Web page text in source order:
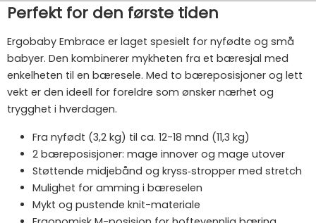
Perfekt for den første tiden
Ergobaby Embrace er laget spesielt for nyfødte og små
babyer. Den kombinerer mykheten fra et bæresjal med
enkelheten til en bæresele. Med to bæreposisjoner og lett
vekt er den ideell for foreldre som ønsker nærhet og
trygghet i hverdagen.
Fra nyfødt (3,2 kg) til ca. 12-18 mnd (11,3 kg)
2 bæreposisjoner: mage innover og mage utover
Støttende midjebånd og kryss‑stropper med stretch
Mulighet for amming i bæreselen
Mykt og pustende knit-materiale